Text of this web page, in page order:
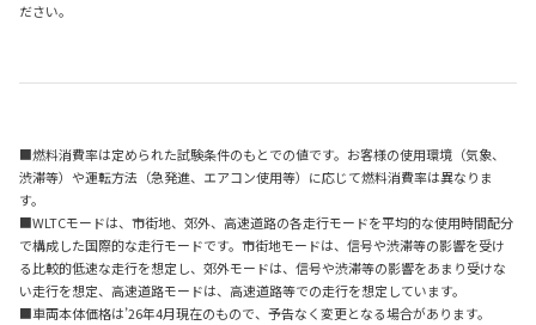
ださい。
■燃料消費率は定められた試験条件のもとでの値です。お客様の使用環境（気象、
渋滞等）や運転方法（急発進、エアコン使用等）に応じて燃料消費率は異なりま
す。
■WLTCモードは、市街地、郊外、高速道路の各走行モードを平均的な使用時間配分
で構成した国際的な走行モードです。市街地モードは、信号や渋滞等の影響を受け
る比較的低速な走行を想定し、郊外モードは、信号や渋滞等の影響をあまり受けな
い走行を想定、高速道路モードは、高速道路等での走行を想定しています。
■車両本体価格は’26年4月現在のもので、予告なく変更となる場合があります。